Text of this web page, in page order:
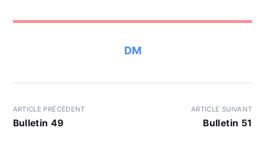
DM
ARTICLE PRÉCÉDENT
Bulletin 49
ARTICLE SUIVANT
Bulletin 51